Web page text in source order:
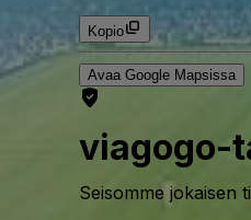
Kopio
Avaa Google Mapsissa
viagogo-
Seisomme jokaisen